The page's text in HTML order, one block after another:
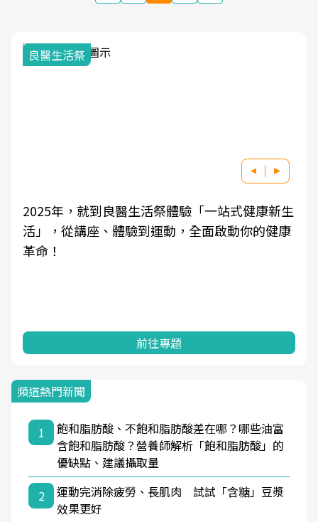
良醫生活祭
2025年，就到良醫生活祭體驗「一站式健康新生
活」，從講座、體驗到運動，全面啟動你的健康
革命！
前往專題
頻道熱門新聞
1
飽和脂肪酸、不飽和脂肪酸差在哪？哪些油富
含飽和脂肪酸？營養師解析「飽和脂肪酸」的
優缺點、建議攝取量
2
運動完消除疲勞、長肌肉 試試「含糖」豆漿
效果更好